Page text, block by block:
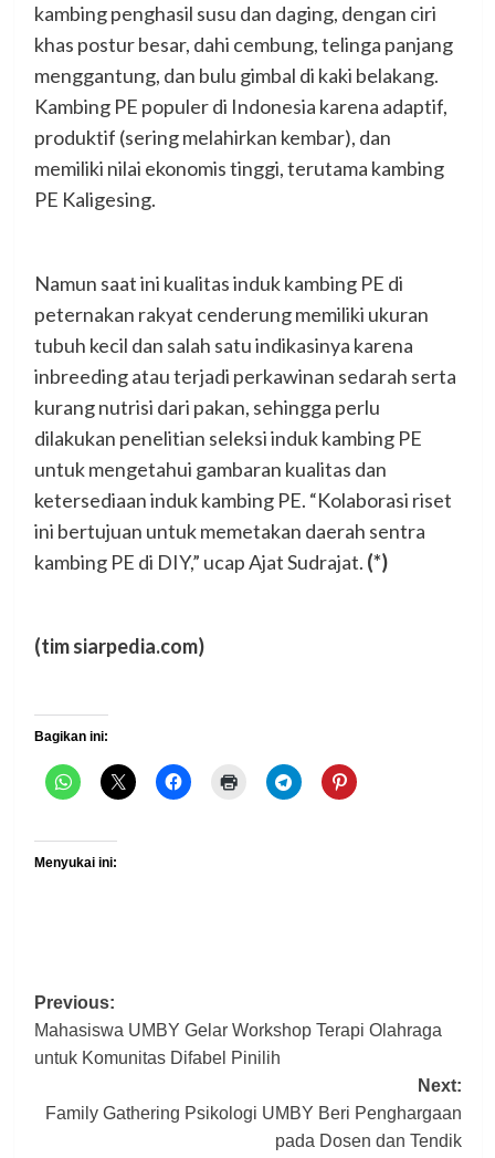
kambing penghasil susu dan daging, dengan ciri
khas postur besar, dahi cembung, telinga panjang
menggantung, dan bulu gimbal di kaki belakang.
Kambing PE populer di Indonesia karena adaptif,
produktif (sering melahirkan kembar), dan
memiliki nilai ekonomis tinggi, terutama kambing
PE Kaligesing.
Namun saat ini kualitas induk kambing PE di
peternakan rakyat cenderung memiliki ukuran
tubuh kecil dan salah satu indikasinya karena
inbreeding atau terjadi perkawinan sedarah serta
kurang nutrisi dari pakan, sehingga perlu
dilakukan penelitian seleksi induk kambing PE
untuk mengetahui gambaran kualitas dan
ketersediaan induk kambing PE. “Kolaborasi riset
ini bertujuan untuk memetakan daerah sentra
kambing PE di DIY,” ucap Ajat Sudrajat. (*)
(tim siarpedia.com)
Bagikan ini:
Menyukai ini:
Post
navigation
Previous:
Mahasiswa UMBY Gelar Workshop Terapi Olahraga
untuk Komunitas Difabel Pinilih
Next:
Family Gathering Psikologi UMBY Beri Penghargaan
pada Dosen dan Tendik